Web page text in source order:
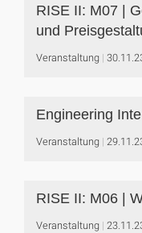
RISE II: M07 |
und
Veranstaltung
Engineering
Veranstaltung
RISE II: M06 |
Veranstaltung